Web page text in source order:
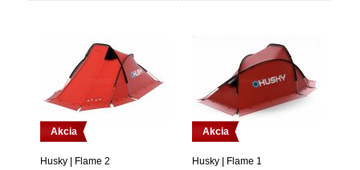
Akcia
Husky | Flame 2
Akcia
Husky | Flame 1